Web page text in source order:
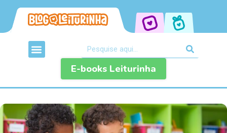
E-books Leiturinha